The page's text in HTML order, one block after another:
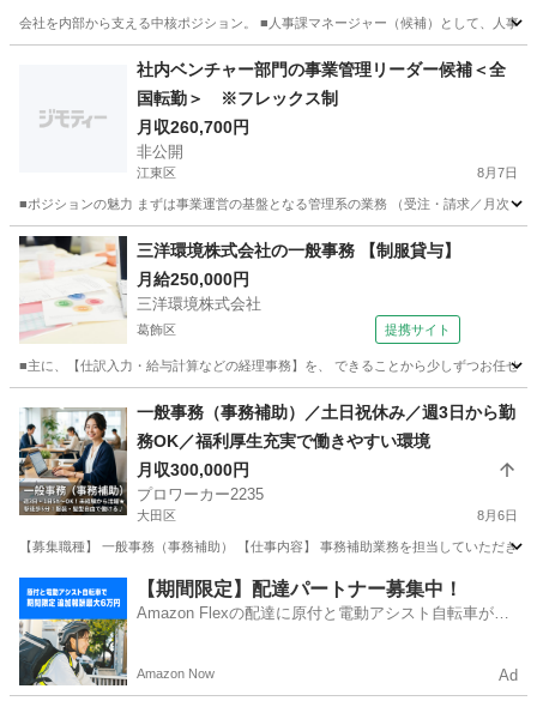
会社を内部から支える中核ポジション。 ■人事課マネージャー（候補）として、人
人事 業務
社内ベンチャー部門の事業管理リーダー候補＜全
国転勤＞ ※フレックス制
月収260,700円
非公開
江東区 8月7日
■ポジションの魅力 まずは事業運営の基盤となる管理系の業務 （受注・請求／月次・
東京 江東区 その他
三洋環境株式会社の一般事務 【制服貸与】
月給250,000円
三洋環境株式会社
葛飾区 提携サイト
■主に、【仕訳入力・給与計算などの経理事務】を、 できることから少しずつお任せ
一般事務
一般事務（事務補助）／土日祝休み／週3日から勤
務OK／福利厚生充実で働きやすい環境
月収300,000円
プロワーカー2235
大田区 8月6日
【募集職種】 一般事務（事務補助） 【仕事内容】 事務補助業務を担当していただき
一般事務
【期間限定】配達パートナー募集中！
Amazon Flexの配達に原付と電動アシスト自転車が登
Amazon Now Ad